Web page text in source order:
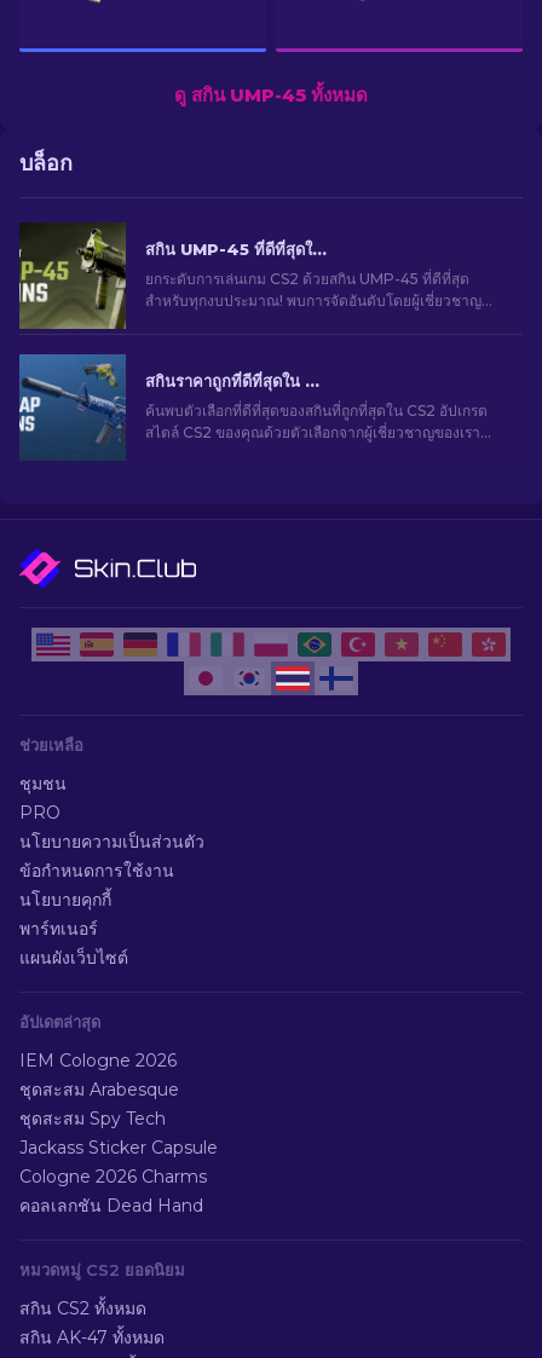
ดู สกิน UMP-45 ทั้งหมด
บล็อก
สกิน UMP-45 ที่ดีที่สุดใน CS2 สำหรับทุกงบประมาณ [2026]
ยกระดับการเล่นเกม CS2 ด้วยสกิน UMP-45 ที่ดีที่สุด
สำหรับทุกงบประมาณ! พบการจัดอันดับโดยผู้เชี่ยวชาญ
สกินราคาถูกที่ดีที่สุดใน CS2 [2026]
ค้นพบตัวเลือกที่ดีที่สุดของสกินที่ถูกที่สุดใน CS2 อัปเกรด
สไตล์ CS2 ของคุณด้วยตัวเลือกจากผู้เชี่ยวชาญของเรา
ช่วยเหลือ
ชุมชน
PRO
นโยบายความเป็นส่วนตัว
ข้อกำหนดการใช้งาน
นโยบายคุกกี้
พาร์ทเนอร์
แผนผังเว็บไซต์
อัปเดตล่าสุด
IEM Cologne 2026
ชุดสะสม Arabesque
ชุดสะสม Spy Tech
Jackass Sticker Capsule
Cologne 2026 Charms
คอลเลกชัน Dead Hand
หมวดหมู่ CS2 ยอดนิยม
สกิน CS2 ทั้งหมด
สกิน AK-47 ทั้งหมด